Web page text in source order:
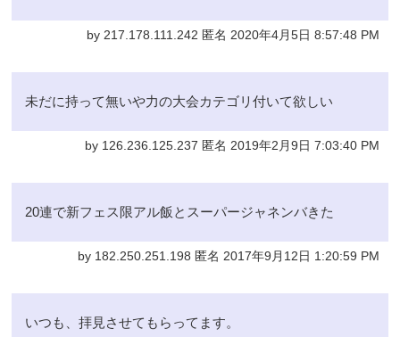
by 217.178.111.242 匿名 2020年4月5日 8:57:48 PM
未だに持って無いや力の大会カテゴリ付いて欲しい
by 126.236.125.237 匿名 2019年2月9日 7:03:40 PM
20連で新フェス限アル飯とスーパージャネンバきた
by 182.250.251.198 匿名 2017年9月12日 1:20:59 PM
いつも、拝見させてもらってます。